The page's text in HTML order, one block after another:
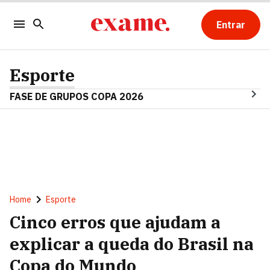
Entrar
Esporte
FASE DE GRUPOS COPA 2026
Home Esporte
Cinco erros que ajudam a
explicar a queda do Brasil na
Copa do Mundo